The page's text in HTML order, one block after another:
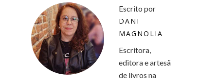
Escrito por
DANI
MAGNOLIA
Escritora,
editora e artesã
de livros na